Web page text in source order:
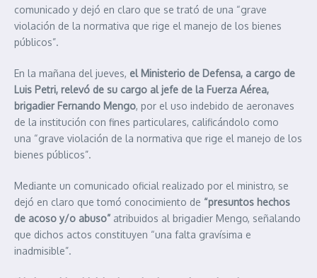
comunicado y dejó en claro que se trató de una “grave
violación de la normativa que rige el manejo de los bienes
públicos”.
En la mañana del jueves, el Ministerio de Defensa, a cargo de
Luis Petri, relevó de su cargo al jefe de la Fuerza Aérea,
brigadier Fernando Mengo, por el uso indebido de aeronaves
de la institución con fines particulares, calificándolo como
una “grave violación de la normativa que rige el manejo de los
bienes públicos”.
Mediante un comunicado oficial realizado por el ministro, se
dejó en claro que tomó conocimiento de “presuntos hechos
de acoso y/o abuso” atribuidos al brigadier Mengo, señalando
que dichos actos constituyen “una falta gravísima e
inadmisible”.